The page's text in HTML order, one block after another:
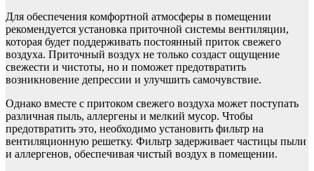
Для обеспечения комфортной атмосферы в помещении
рекомендуется установка приточной системы вентиляции,
которая будет поддерживать постоянный приток свежего
воздуха. Приточный воздух не только создаст ощущение
свежести и чистоты, но и поможет предотвратить
возникновение депрессии и улучшить самочувствие.
Однако вместе с притоком свежего воздуха может поступать
различная пыль, аллергены и мелкий мусор. Чтобы
предотвратить это, необходимо установить фильтр на
вентиляционную решетку. Фильтр задерживает частицы пыли
и аллергенов, обеспечивая чистый воздух в помещении.